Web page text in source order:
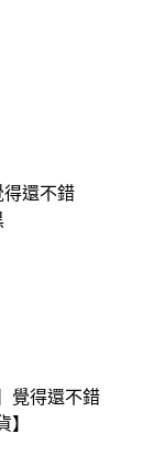
得還不錯
覺得還不錯
】